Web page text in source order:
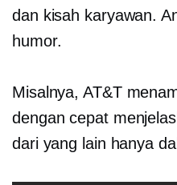
dan kisah karyawan.
humor.
Misalnya, AT&T
dengan cepat
dari yang lain hanya